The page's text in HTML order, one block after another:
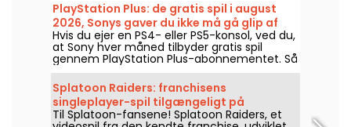
PlayStation Plus: de gratis spil i august
2026, Sonys gaver du ikke må gå glip af
Hvis du ejer en PS4- eller PS5-konsol, ved du,
at Sony hver måned tilbyder gratis spil
gennem PlayStation Plus-abonnementet. Så
hvilke spil er gratis i august 2026? Se
månedens udvælgelse.
Splatoon Raiders: franchisens
singleplayer-spil tilgængeligt på
Nintendo Switch
Til Splatoon-fansene! Splatoon Raiders, et